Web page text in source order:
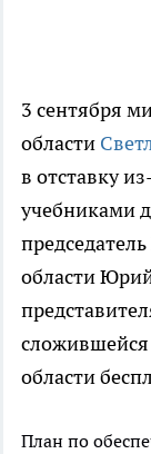
3 сентября
области
в отставку
учебниками
области
сложившейся
области
План по